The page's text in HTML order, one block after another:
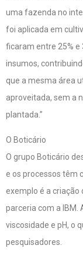
uma fazenda no
foi aplicada em
ficaram entre 25% e
insumos,
que a mesma área
aproveitada, sem a
plantada.”
O Boticário
O grupo Boticário
e os processos têm
exemplo é a
parceria com a IBM.
viscosidade e pH, o
pesquisadores.